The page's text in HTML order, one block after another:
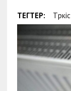
ТЕГТЕР: